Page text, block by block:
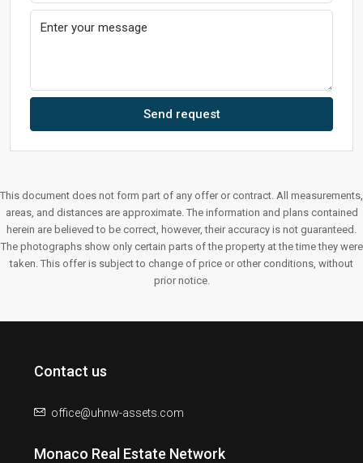
Send request
This document does not form part of any offer or contract. All measurements,
areas, and distances are approximate. The information and plans contained
herein are believed to be correct, however, their accuracy is not guaranteed.
The photographs show only certain parts of the property at the time they were
taken. This offer is subject to change of price or other conditions, without
prior notice.
Contact us
office@uhnw-assets.com
Monaco Real Estate Network